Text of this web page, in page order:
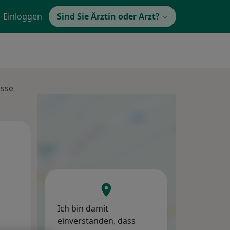
Einloggen Sind Sie Ärztin oder Arzt?
Ich bin damit
einverstanden, dass